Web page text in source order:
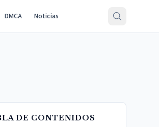
DMCA Noticias
DE CONTENIDOS